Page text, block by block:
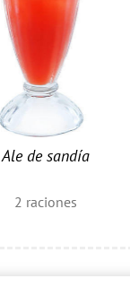
Ale de sandía
2 raciones